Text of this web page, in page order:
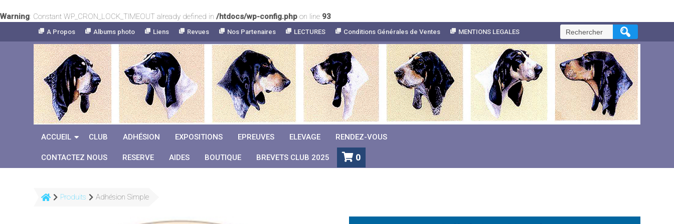
Warning: Constant WP_CRON_LOCK_TIMEOUT already defined in /htdocs/wp-config.php on line 93
A Propos Albums photo Liens Revues Nos Partenaires LECTURES Conditions Générales de Ventes MENTIONS LEGALES Rechercher :
ACCUEIL CLUB ADHÉSION EXPOSITIONS EPREUVES ELEVAGE RENDEZ-VOUS
CONTACTEZ NOUS RESERVE AIDES BOUTIQUE BREVETS CLUB 2025 0
Produits Adhésion Simple